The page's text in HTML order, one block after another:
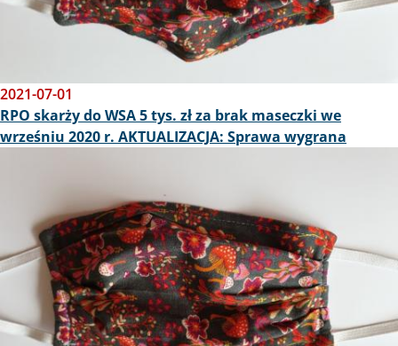
2021-07-01
RPO skarży do WSA 5 tys. zł za brak maseczki we
wrześniu 2020 r. AKTUALIZACJA: Sprawa wygrana